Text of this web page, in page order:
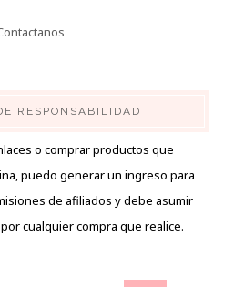
RESPONSABILIDAD
o comprar productos que
puedo generar un ingreso para
de afiliados y debe asumir
cualquier compra que realice.